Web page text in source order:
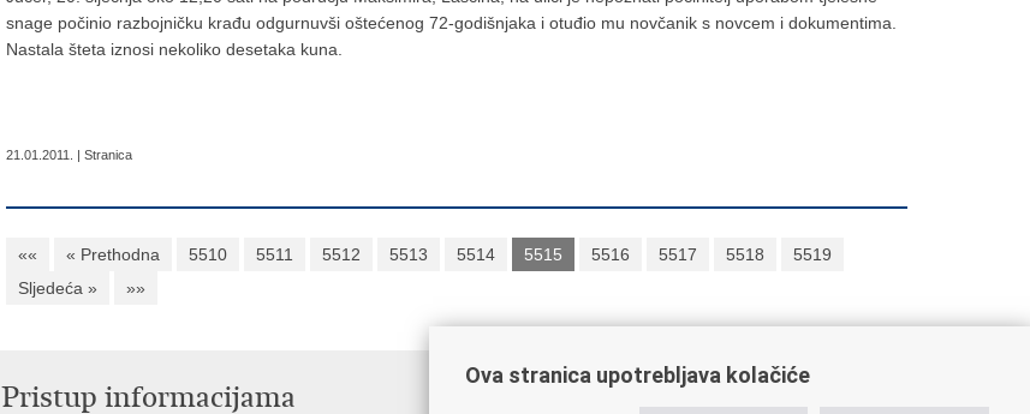
snage počinio razbojničku krađu odgurnuvši oštećenog 72-godišnjaka i otuđio mu novčanik s novcem i dokumentima.
Nastala šteta iznosi nekoliko desetaka kuna.
21.01.2011. | Stranica
«« « Prethodna 5510 5511 5512 5513 5514 5515 5516 5517 5518
5519
Sljedeća »
»»
Pristup informacijama Važne poveznice
Ova stranica upotrebljava kolačiće